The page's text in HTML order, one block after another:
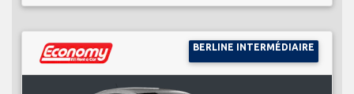
BERLINE INTERMÉDIAIRE